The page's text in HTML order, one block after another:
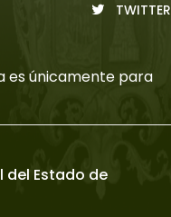
TWITTER
es únicamente para
del Estado de